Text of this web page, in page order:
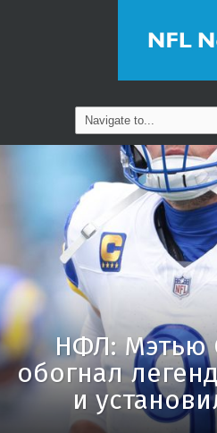
НФЛ: Мэтью
обогнал
и